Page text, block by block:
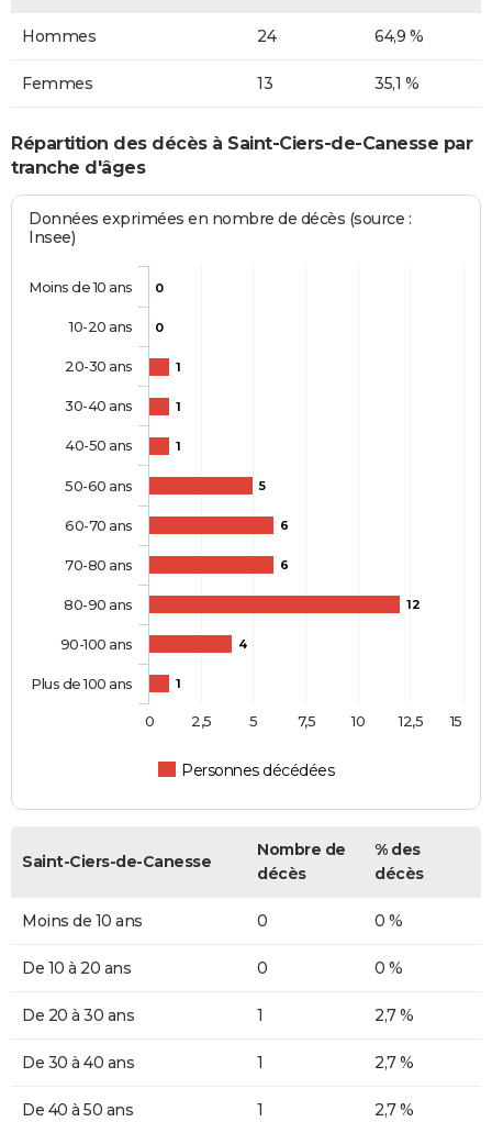
Hommes 24 64,9 %
Femmes 13 35,1 %
Répartition des décès à Saint-Ciers-de-Canesse par
tranche d'âges
Données exprimées en nombre de décès (source :
Insee)
0
0
1
1
1
5
6
6
12
4
1
Personnes décédées
Moins de 10 ans
10-20 ans
20-30 ans
30-40 ans
40-50 ans
50-60 ans
60-70 ans
70-80 ans
80-90 ans
90-100 ans
Plus de 100 ans
0 2,5 5 7,5 10 12,5 15
Saint-Ciers-de-Canesse
Nombre de
décès
% des
décès
Moins de 10 ans 0 0 %
De 10 à 20 ans 0 0 %
De 20 à 30 ans 1 2,7 %
De 30 à 40 ans 1 2,7 %
De 40 à 50 ans 1 2,7 %